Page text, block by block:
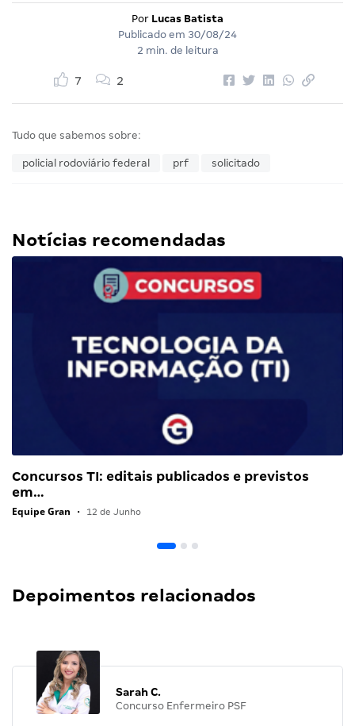
Por Lucas Batista
Publicado em 30/08/24
2 min. de leitura
7 2
Tudo que sabemos sobre:
policial rodoviário federal prf solicitado
Notícias recomendadas
Concursos TI: editais publicados e previstos
em…
Equipe Gran • 12 de Junho
Depoimentos relacionados
Sarah C.
Concurso Enfermeiro PSF